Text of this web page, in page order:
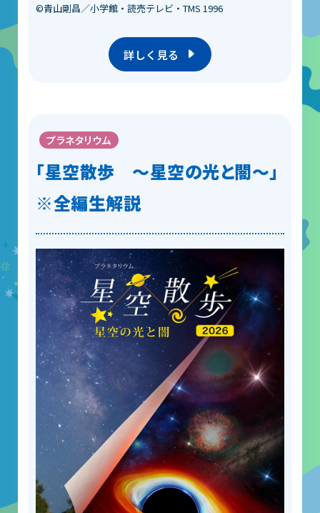
©青山剛昌／小学館・読売テレビ・TMS 1996
詳しく見る
プラネタリウム
「星空散歩 ～星空の光と闇～」
※全編生解説